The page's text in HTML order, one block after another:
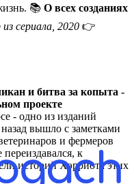
📚 О всех созданиях
из сериала, 2020 👉
и битва за копыта -
проекте
- одно из изданий
вышло с заметками
и фермеров
к
историй Хэрриота этих